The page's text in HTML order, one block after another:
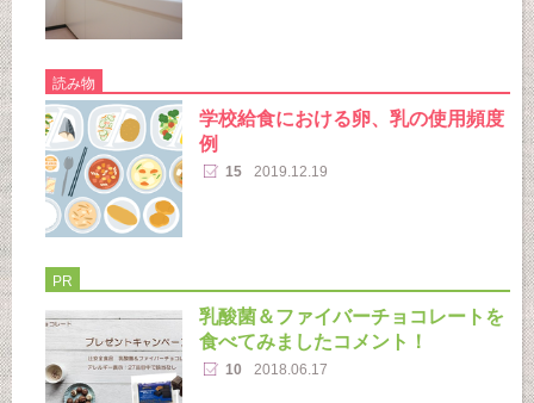
読み物
学校給食における卵、乳の使用頻度
例
15 2019.12.19
PR
乳酸菌＆ファイバーチョコレートを
食べてみましたコメント！
10 2018.06.17